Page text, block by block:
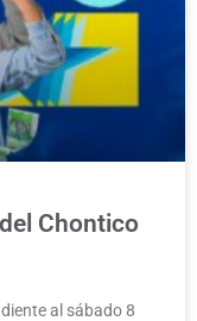
Chontico
al sábado 8